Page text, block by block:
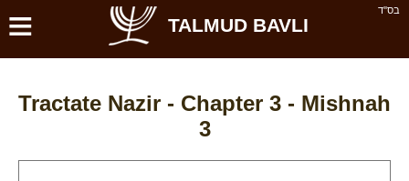
בס''ד ≡ TALMUD BAVLI
Tractate Nazir - Chapter 3 - Mishnah
3